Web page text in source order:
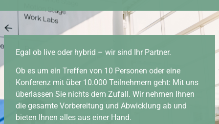
Egal ob live oder hybrid – wir sind Ihr Partner.
Ob es um ein Treffen von 10 Personen oder eine
Konferenz mit über 10.000 Teilnehmern geht: Mit uns
überlassen Sie nichts dem Zufall. Wir nehmen Ihnen
die gesamte Vorbereitung und Abwicklung ab und
bieten Ihnen alles aus einer Hand.